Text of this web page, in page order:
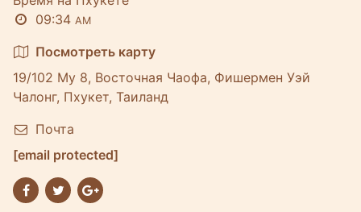
09:34 AM
Посмотреть карту
19/102 Му 8, Восточная Чаофа, Фишермен Уэй
Чалонг, Пхукет, Таиланд
Почта
[email protected]